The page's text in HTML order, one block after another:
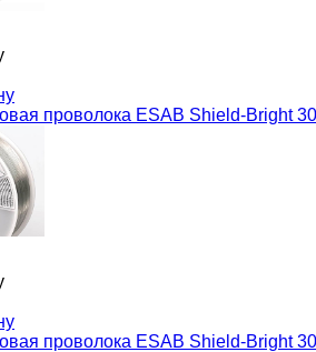
проволока ESAB Shield-Bright
проволока ESAB Shield-Bright